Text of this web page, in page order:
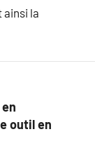
ainsi la
outil en